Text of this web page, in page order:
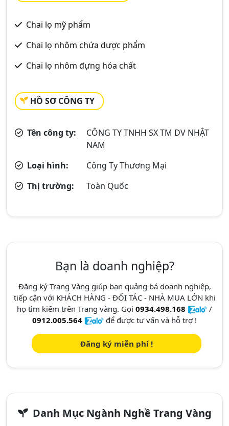
Chai lọ mỹ phẩm
Chai lọ nhôm chứa dược phẩm
Chai lọ nhôm đựng hóa chất
HỒ SƠ CÔNG TY
Tên công ty:
CÔNG TY TNHH SX TM DV NHẬT
NAM
Loại hình:
Công Ty Thương Mại
Thị trường:
Toàn Quốc
Bạn là doanh nghiệp?
Đăng ký Trang Vàng giúp bạn quảng bá doanh nghiệp,
tiếp cận với KHÁCH HÀNG - ĐỐI TÁC - NHÀ MUA LỚN khi
họ tìm kiếm trên Trang vàng. Gọi 0934.498.168
/
0912.005.564
để được tư vấn và hỗ trợ !
Đăng ký miễn phí !
Danh Mục Ngành Nghề Trang Vàng